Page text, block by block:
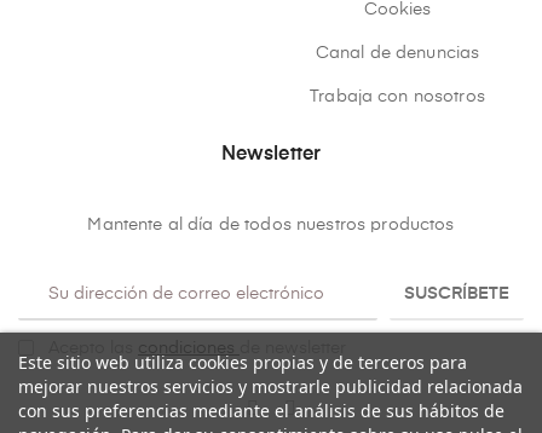
Cookies
Canal de denuncias
Trabaja con nosotros
Newsletter
Mantente al día de todos nuestros productos
SUSCRÍBETE
condiciones
Este sitio web utiliza cookies propias y de terceros para
mejorar nuestros servicios y mostrarle publicidad relacionada
con sus preferencias mediante el análisis de sus hábitos de